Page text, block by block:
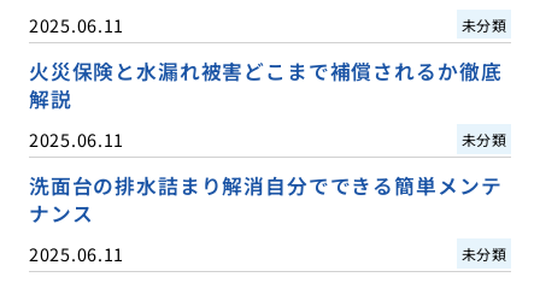
2025.06.11 未分類
火災保険と水漏れ被害どこまで補償されるか徹底
解説
2025.06.11 未分類
洗面台の排水詰まり解消自分でできる簡単メンテ
ナンス
2025.06.11 未分類